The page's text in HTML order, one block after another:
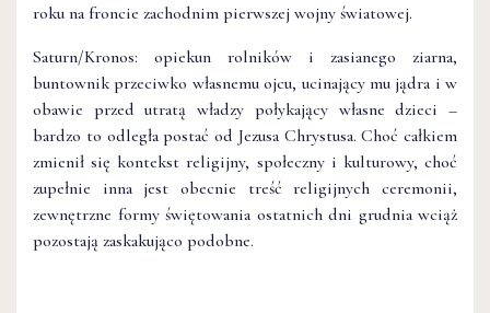
roku na froncie zachodnim pierwszej wojny światowej.
Saturn/Kronos: opiekun rolników i zasianego ziarna,
buntownik przeciwko własnemu ojcu, ucinający mu jądra i w
obawie przed utratą władzy połykający własne dzieci –
bardzo to odległa postać od Jezusa Chrystusa. Choć całkiem
zmienił się kontekst religijny, społeczny i kulturowy, choć
zupełnie inna jest obecnie treść religijnych ceremonii,
zewnętrzne formy świętowania ostatnich dni grudnia wciąż
pozostają zaskakująco podobne.